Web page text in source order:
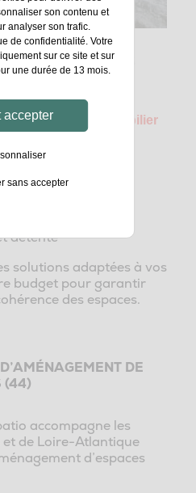
ET ÉQUIPEMENTS
complète de
mobilier
à Nantes :
détente
solutions adaptées à vos
budget pour garantir
des espaces.
DE
(44)
accompagne les
de Loire-Atlantique
d’espaces
son contenu et
analyser son trafic.
de confidentialité . Votre
sur ce site et sur
une durée de 13 mois.
accepter
sans accepter